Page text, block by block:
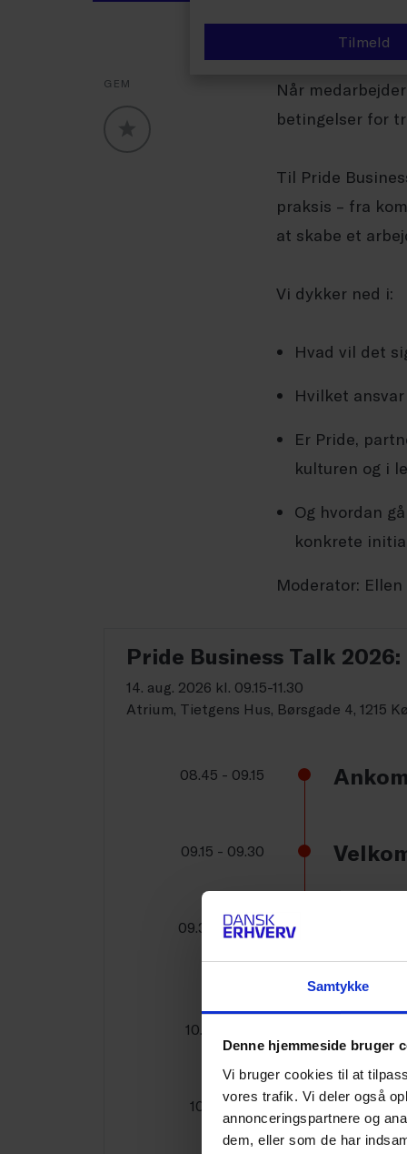
Samtykke
Denne hjemmeside bruger
Vi bruger cookies til at
vores trafik. Vi deler også
annonceringspartnere og
dem, eller som de har
Tilmeld
GEM
Når
betingelser for
Til Pride
praksis – fra
at skabe et
Vi dykker ned i:
Hvad vil det
Hvilket
Er Pride,
kulturen og i
Og hvordan
konkrete
Moderator:
Pride Business Talk
14. aug. 2026 kl. 09.15-11.30
Atrium, Tietgens Hus, Børsgade 4, 1215
08.45 - 09.15
09.15 - 09.30
09.30 - 10.00
mere
10.00 - 10.15
10.15 - 11.05